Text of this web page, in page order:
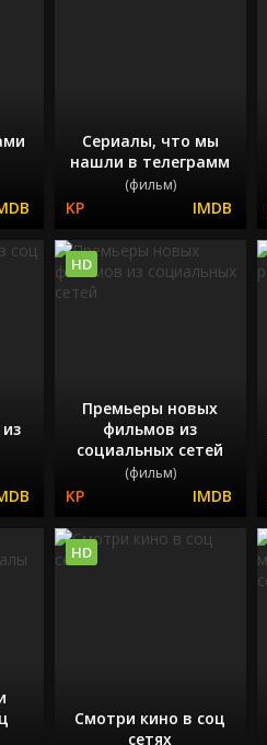
Сериалы, что мы
нашли в телеграмм
(фильм)
Премьеры новых
фильмов из
социальных сетей
(фильм)
HD
Смотри кино в соц
сетях
HD